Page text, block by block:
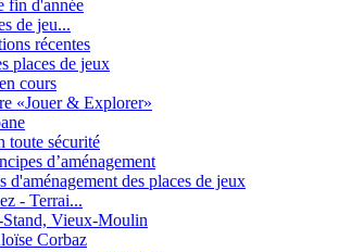
fin d'année
de jeu...
récentes
places de jeux
cours
«Jouer & Explorer»
toute sécurité
d’aménagement
d'aménagement des places de jeux
- Terrai...
Vieux-Moulin
Corbaz